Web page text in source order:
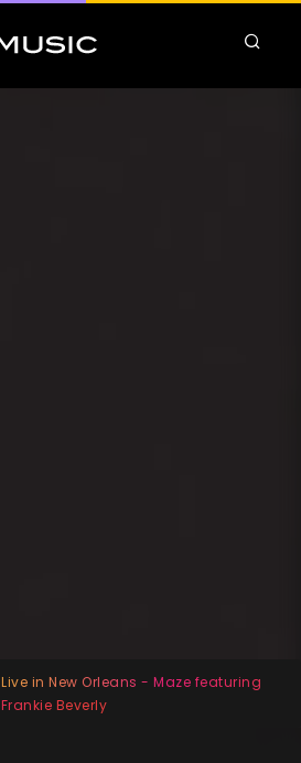
Live in New Orleans - Maze featuring
Frankie Beverly